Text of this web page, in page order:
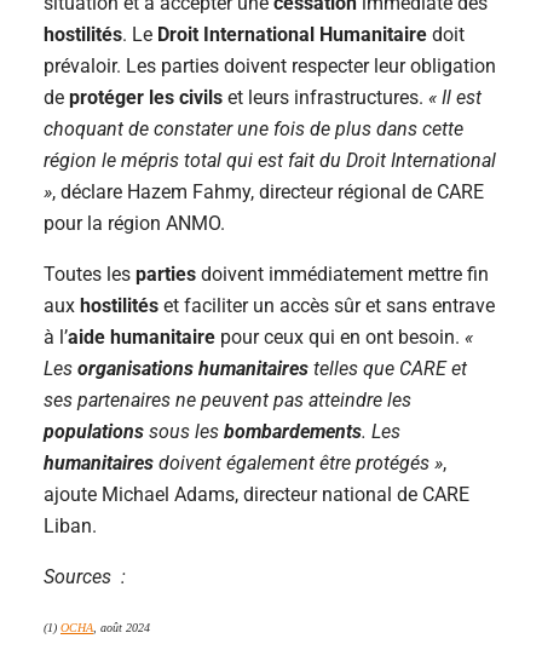
hostilités. Le Droit International Humanitaire doit
prévaloir. Les parties doivent respecter leur obligation
de protéger les civils et leurs infrastructures. « Il est
choquant de constater une fois de plus dans cette
région le mépris total qui est fait du Droit International
», déclare Hazem Fahmy, directeur régional de CARE
pour la région ANMO.
Toutes les parties doivent immédiatement mettre fin
aux hostilités et faciliter un accès sûr et sans entrave
à l’aide humanitaire pour ceux qui en ont besoin. «
Les organisations humanitaires telles que CARE et
ses partenaires ne peuvent pas atteindre les
populations sous les bombardements. Les
humanitaires doivent également être protégés »,
ajoute Michael Adams, directeur national de CARE
Liban.
Sources :
(1) OCHA , août 2024